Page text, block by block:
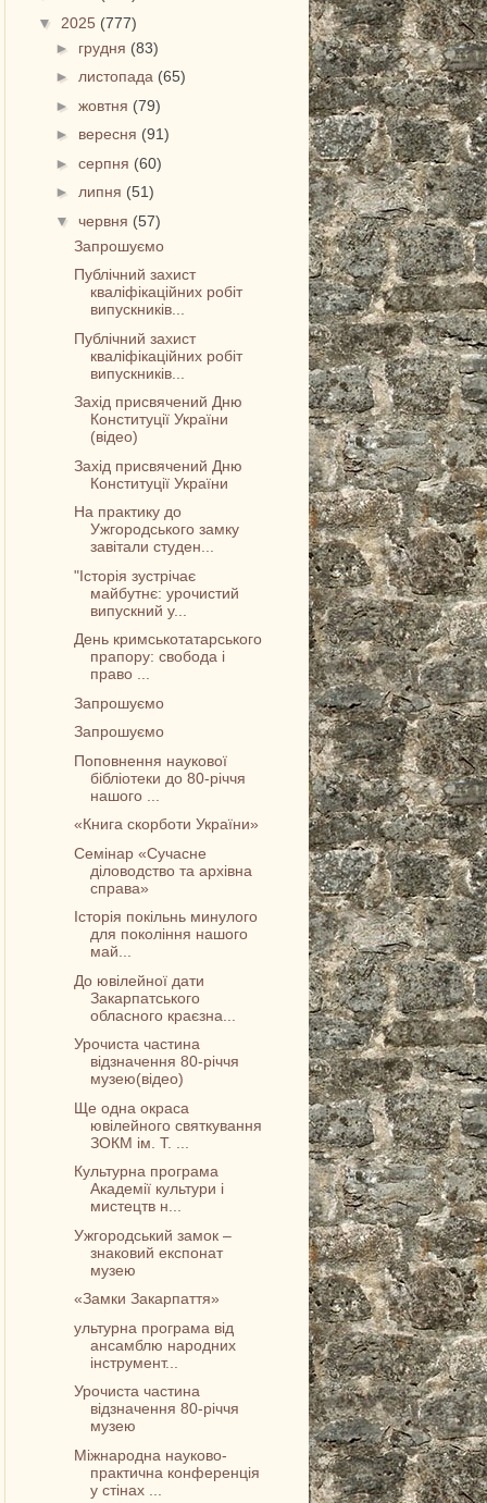
▼ 2025 (777)
► грудня (83)
►листопада (65)
►жовтня (79)
► вересня (91)
►серпня (60)
►липня (51)
▼червня (57)
Запрошуємо
Публічний захист
кваліфікаційних робіт
випускників...
Публічний захист
кваліфікаційних робіт
випускників...
Захід присвячений Дню
Конституції України
(відео)
Захід присвячений Дню
Конституції України
На практику до
Ужгородського замку
завітали студен...
"Історія зустрічає
майбутнє: урочистий
випускний у...
День кримськотатарського
прапору: свобода і
право ...
Запрошуємо
Запрошуємо
Поповнення наукової
бібліотеки до 80-річчя
нашого ...
«Книга скорботи України»
Семінар «Сучасне
діловодство та архівна
справа»
Історія покільнь минулого
для покоління нашого
май...
До ювілейної дати
Закарпатського
обласного краєзна...
Урочиста частина
відзначення 80-річчя
музею(відео)
Ще одна окраса
ювілейного святкування
ЗОКМ ім. Т. ...
Культурна програма
Академії культури і
мистецтв н...
Ужгородський замок –
знаковий експонат
музею
«Замки Закарпаття»
ультурна програма від
ансамблю народних
інструмент...
Урочиста частина
відзначення 80-річчя
музею
Міжнародна науково-
практична конференція
у стінах ...